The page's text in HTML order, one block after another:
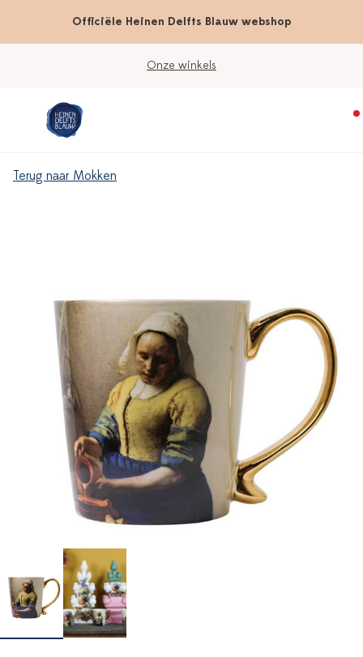
Officiële Heinen Delfts Blauw webshop
Onze winkels
Terug naar Mokken